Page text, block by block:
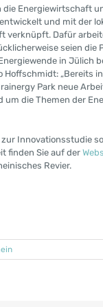
die Energiewirtschaft
und mit der
verknüpft. Dafür
seien die
in Jülich
Hoffschmidt: „Bereits
Park neue
um die Themen der
Innovationsstudie
finden Sie auf der
Revier.